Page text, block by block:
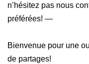
n’hésitez pas nous
préférées! —
Bienvenue pour une
de partages!